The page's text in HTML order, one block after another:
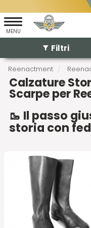
Reenactment
Calzature
Scarpe per
🥾 Il passo
storia con
storiche militari
completare il tuo
scarponi, stivaletti e
eserciti della
rievocazioni,
🪖 Scarponi e
Filtri